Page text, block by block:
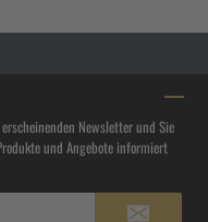
Newsletter und Sie
und Angebote informiert